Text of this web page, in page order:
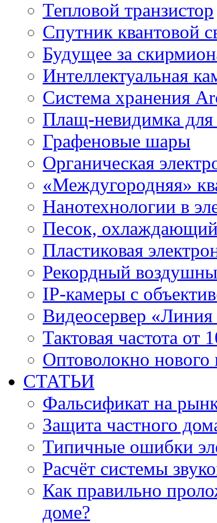
Тепловой транзистор
Спутник квантовой
Будущее за
Интеллектуальная
Система хранения
Плащ-невидимка
Графеновые шары
Органическая
«Междугородняя»
Нанотехнологии в
Песок, охлаждающий
Пластиковая
Рекордный
IP-камеры с
Видеосервер
Тактовая частота от
Оптоволокно нового
СТАТЬИ
Фальсификат на
Защита частного
Типичные ошибки
Расчёт системы
Как правильно
доме?